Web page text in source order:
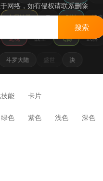
专属神器 马 财神 战魂
龙魂 战士 飞扬 武林
斗罗大陆 盛世 决
网络，如有侵权请联系删除
搜索
能 卡片
绿色 紫色 浅色 深色